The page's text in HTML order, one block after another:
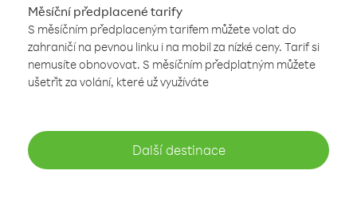
Měsíční předplacené tarify
S měsíčním předplaceným tarifem můžete volat do
zahraničí na pevnou linku i na mobil za nízké ceny. Tarif si
nemusíte obnovovat. S měsíčním předplatným můžete
ušetřit za volání, které už využíváte
Další destinace